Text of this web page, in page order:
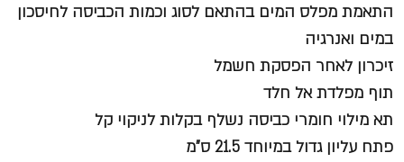
התאמת מפלס המים בהתאם לסוג וכמות הכביסה לחיסכון
במים ואנרגיה
זיכרון לאחר הפסקת חשמל
תוף מפלדת אל חלד
תא מילוי חומרי כביסה נשלף בקלות לניקוי קל
פתח עליון גדול במיוחד 21.5 ס"מ